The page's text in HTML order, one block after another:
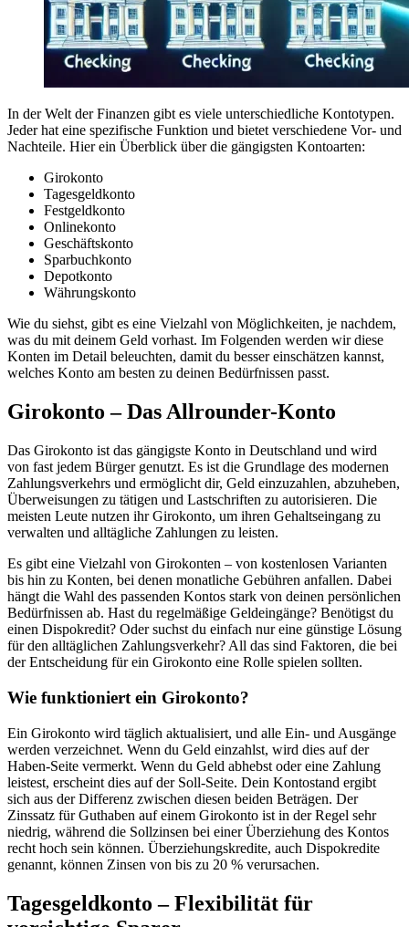
In der Welt der Finanzen gibt es viele unterschiedliche Kontotypen.
Jeder hat eine spezifische Funktion und bietet verschiedene Vor- und
Nachteile. Hier ein Überblick über die gängigsten Kontoarten:
Girokonto
Tagesgeldkonto
Festgeldkonto
Onlinekonto
Geschäftskonto
Sparbuchkonto
Depotkonto
Währungskonto
Wie du siehst, gibt es eine Vielzahl von Möglichkeiten, je nachdem,
was du mit deinem Geld vorhast. Im Folgenden werden wir diese
Konten im Detail beleuchten, damit du besser einschätzen kannst,
welches Konto am besten zu deinen Bedürfnissen passt.
Girokonto – Das Allrounder-Konto
Das Girokonto ist das gängigste Konto in Deutschland und wird
von fast jedem Bürger genutzt. Es ist die Grundlage des modernen
Zahlungsverkehrs und ermöglicht dir, Geld einzuzahlen, abzuheben,
Überweisungen zu tätigen und Lastschriften zu autorisieren. Die
meisten Leute nutzen ihr Girokonto, um ihren Gehaltseingang zu
verwalten und alltägliche Zahlungen zu leisten.
Es gibt eine Vielzahl von Girokonten – von kostenlosen Varianten
bis hin zu Konten, bei denen monatliche Gebühren anfallen. Dabei
hängt die Wahl des passenden Kontos stark von deinen persönlichen
Bedürfnissen ab. Hast du regelmäßige Geldeingänge? Benötigst du
einen Dispokredit? Oder suchst du einfach nur eine günstige Lösung
für den alltäglichen Zahlungsverkehr? All das sind Faktoren, die bei
der Entscheidung für ein Girokonto eine Rolle spielen sollten.
Wie funktioniert ein Girokonto?
Ein Girokonto wird täglich aktualisiert, und alle Ein- und Ausgänge
werden verzeichnet. Wenn du Geld einzahlst, wird dies auf der
Haben-Seite vermerkt. Wenn du Geld abhebst oder eine Zahlung
leistest, erscheint dies auf der Soll-Seite. Dein Kontostand ergibt
sich aus der Differenz zwischen diesen beiden Beträgen. Der
Zinssatz für Guthaben auf einem Girokonto ist in der Regel sehr
niedrig, während die Sollzinsen bei einer Überziehung des Kontos
recht hoch sein können. Überziehungskredite, auch Dispokredite
genannt, können Zinsen von bis zu 20 % verursachen.
Tagesgeldkonto – Flexibilität für